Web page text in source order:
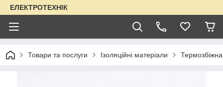
ЕЛЕКТРОТЕХНІК
Товари та послуги Ізоляційні матеріали